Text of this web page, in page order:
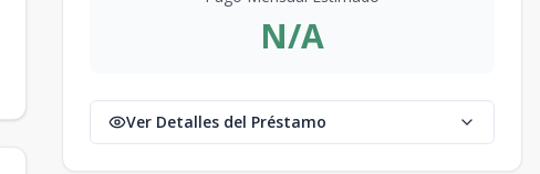
N/A
Ver Detalles del Préstamo